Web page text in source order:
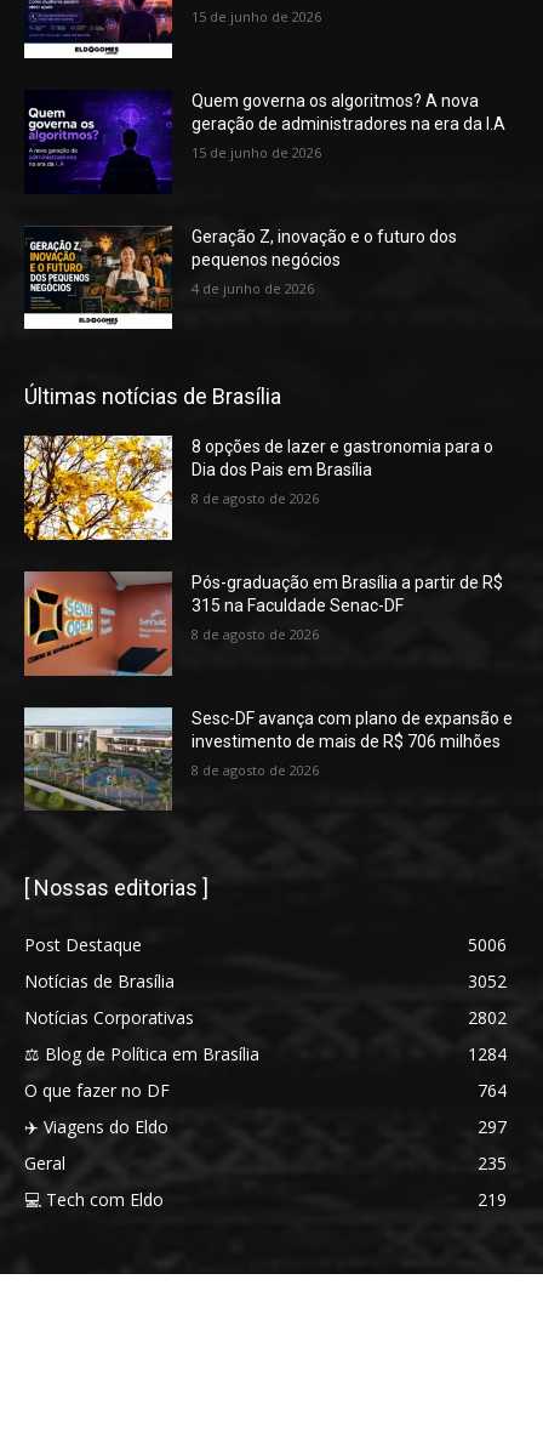
15 de junho de 2026
Quem governa os algoritmos? A nova
geração de administradores na era da I.A
15 de junho de 2026
Geração Z, inovação e o futuro dos
pequenos negócios
4 de junho de 2026
Últimas notícias de Brasília
8 opções de lazer e gastronomia para o
Dia dos Pais em Brasília
8 de agosto de 2026
Pós-graduação em Brasília a partir de R$
315 na Faculdade Senac-DF
8 de agosto de 2026
Sesc-DF avança com plano de expansão e
investimento de mais de R$ 706 milhões
8 de agosto de 2026
[ Nossas editorias ]
Post Destaque
5006
Notícias de Brasília
3052
Notícias Corporativas
2802
⚖️ Blog de Política em Brasília
1284
O que fazer no DF
764
✈️ Viagens do Eldo
297
Geral
235
💻 Tech com Eldo
219